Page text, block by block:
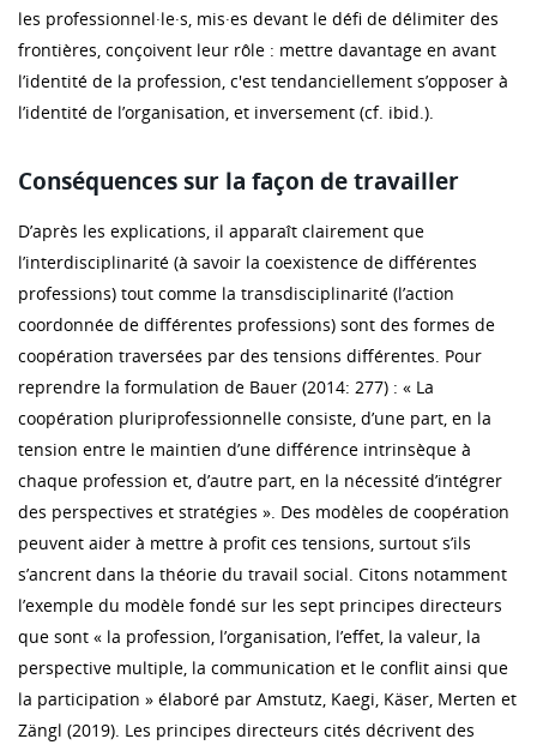
les professionnel·le·s, mis·es devant le défi de délimiter des
frontières, conçoivent leur rôle : mettre davantage en avant
l’identité de la profession, c'est tendanciellement s’opposer à
l’identité de l’organisation, et inversement (cf. ibid.).
Conséquences sur la façon de travailler
D’après les explications, il apparaît clairement que
l’interdisciplinarité (à savoir la coexistence de différentes
professions) tout comme la transdisciplinarité (l’action
coordonnée de différentes professions) sont des formes de
coopération traversées par des tensions différentes. Pour
reprendre la formulation de Bauer (2014: 277) : « La
coopération pluriprofessionnelle consiste, d’une part, en la
tension entre le maintien d’une différence intrinsèque à
chaque profession et, d’autre part, en la nécessité d’intégrer
des perspectives et stratégies ». Des modèles de coopération
peuvent aider à mettre à profit ces tensions, surtout s’ils
s’ancrent dans la théorie du travail social. Citons notamment
l’exemple du modèle fondé sur les sept principes directeurs
que sont « la profession, l’organisation, l’effet, la valeur, la
perspective multiple, la communication et le conflit ainsi que
la participation » élaboré par Amstutz, Kaegi, Käser, Merten et
Zängl (2019). Les principes directeurs cités décrivent des